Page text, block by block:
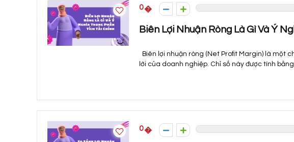
0
Biên Lợi Nhuận Ròng Là Gì Và Ý
Biên lợi nhuận ròng (Net Profit Margin) là một
lời của doanh nghiệp. Chỉ số này được tính bằng
0